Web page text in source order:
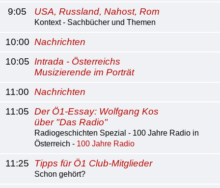
9:05
USA, Russland, Nahost, Rom
Kontext - Sachbücher und Themen
10:00 Nachrichten
10:05 Intrada - Österreichs
Musizierende im Porträt
11:00 Nachrichten
11:05 Der Ö1-Essay: Wolfgang Kos
über "Das Radio"
Radiogeschichten Spezial - 100 Jahre Radio in
Österreich - 100 Jahre Radio
11:25 Tipps für Ö1 Club-Mitglieder
Schon gehört?